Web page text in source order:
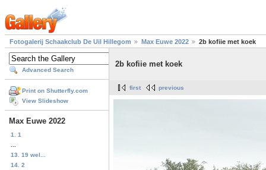
Fotogalerij Schaakclub De Uil Hillegom Max Euwe 2022 2b kofiie met koek
Advanced Search
Print on Shutterfly.com
View Slideshow
Max Euwe 2022
1. 1
13. 19 wel...
14. 2
2b kofiie met koek
first previous